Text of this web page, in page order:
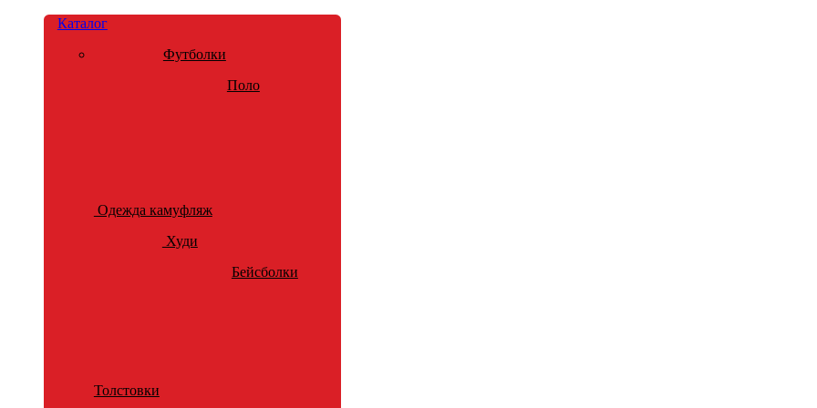
Каталог
Футболки
Поло
Одежда камуфляж
Худи
Бейсболки
Толстовки